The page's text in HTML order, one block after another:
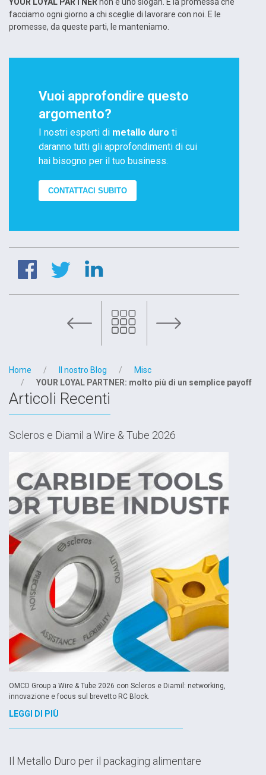
facciamo ogni giorno a chi sceglie di lavorare con noi. E le
promesse, da queste parti, le manteniamo.
Vuoi approfondire questo
argomento?
I nostri esperti di metallo duro ti
daranno tutti gli approfondimenti di cui
hai bisogno per il tuo business.
CONTATTACI SUBITO
Home Il nostro Blog
Misc
YOUR LOYAL PARTNER: molto più di un semplice payoff
Articoli Recenti
Scleros e Diamil a Wire & Tube 2026
OMCD Group a Wire & Tube 2026 con Scleros e Diamil: networking,
innovazione e focus sul brevetto RC Block.
LEGGI DI PIÙ
Il Metallo Duro per il packaging alimentare